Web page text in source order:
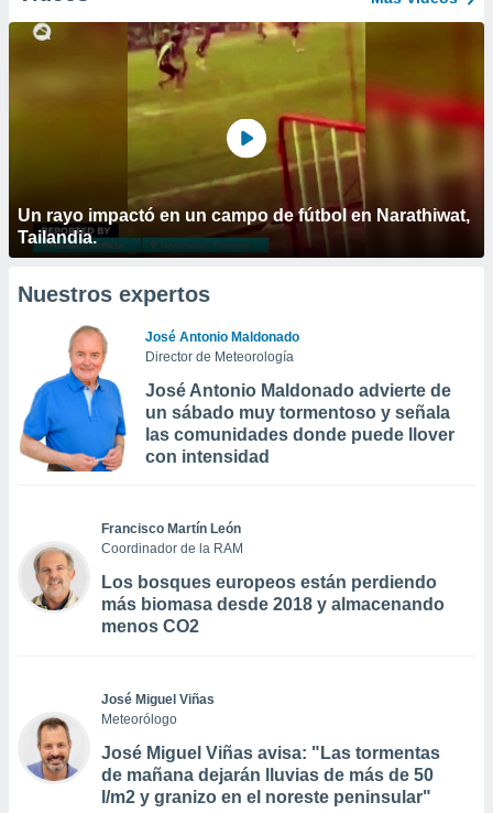
Un rayo impactó en un campo de fútbol en Narathiwat,
Tailandia.
Nuestros expertos
José Antonio Maldonado
Director de Meteorología
José Antonio Maldonado advierte de
un sábado muy tormentoso y señala
las comunidades donde puede llover
con intensidad
Francisco Martín León
Coordinador de la RAM
Los bosques europeos están perdiendo
más biomasa desde 2018 y almacenando
menos CO2
José Miguel Viñas
Meteorólogo
José Miguel Viñas avisa: "Las tormentas
de mañana dejarán lluvias de más de 50
l/m2 y granizo en el noreste peninsular"